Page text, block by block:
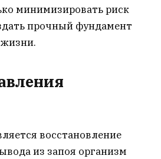
минимизировать риск
прочный фундамент
восстановление
из запоя организм